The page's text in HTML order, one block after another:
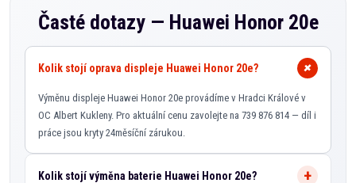
Časté dotazy — Huawei Honor 20e
Kolik stojí oprava displeje Huawei Honor 20e?
Výměnu displeje Huawei Honor 20e provádíme v Hradci Králové v
OC Albert Kukleny. Pro aktuální cenu zavolejte na 739 876 814 — díl i
práce jsou kryty 24měsíční zárukou.
Kolik stojí výměna baterie Huawei Honor 20e?